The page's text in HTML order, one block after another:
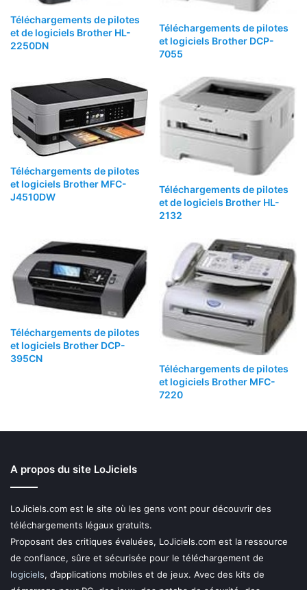
Téléchargements de pilotes
et de logiciels Brother HL-
2250DN
Téléchargements de pilotes
et logiciels Brother DCP-
7055
Téléchargements de pilotes
et logiciels Brother MFC-
J4510DW
Téléchargements de pilotes
et de logiciels Brother HL-
2132
Téléchargements de pilotes
et logiciels Brother DCP-
395CN
Téléchargements de pilotes
et logiciels Brother MFC-
7220
A propos du site LoJiciels
LoJiciels.com est le site où les gens vont pour découvrir des
téléchargements légaux gratuits.
Proposant des critiques évaluées, LoJiciels.com est la ressource
de confiance, sûre et sécurisée pour le téléchargement de
logiciels, d’applications mobiles et de jeux. Avec des kits de